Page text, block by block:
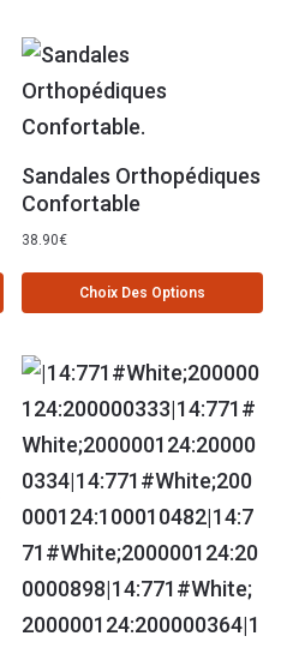
Sandales Orthopédiques
Confortable
38.90€
Choix Des Options